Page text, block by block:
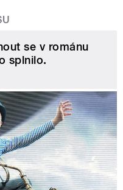
se v románu
splnilo.